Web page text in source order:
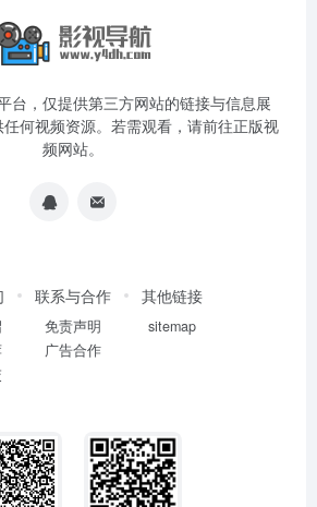
台，仅提供第三方网站的链接与信息展
何视频资源。若需观看，请前往正版视
频网站。
联系与合作
免责声明
广告合作
其他链接
sitemap